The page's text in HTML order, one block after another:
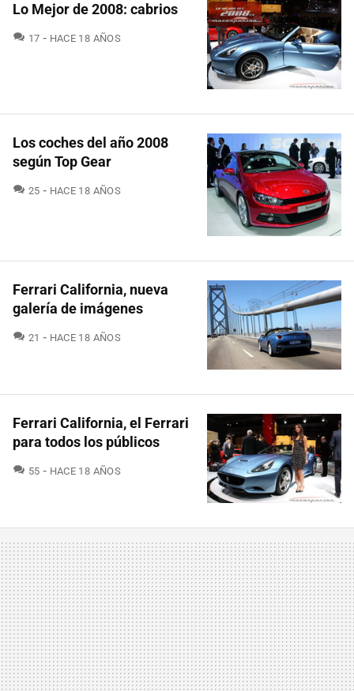
Lo Mejor de 2008: cabrios
17 COMENTARIOS
HACE 18 AÑOS
Los coches del año 2008
según Top Gear
25 COMENTARIOS
HACE 18 AÑOS
Ferrari California, nueva
galería de imágenes
21 COMENTARIOS
HACE 18 AÑOS
Ferrari California, el Ferrari
para todos los públicos
55 COMENTARIOS
HACE 18 AÑOS